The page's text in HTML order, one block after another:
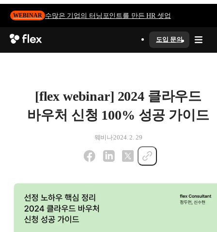
WEBINAR 수많은 기업의 터닝포인트를 만든 HR 셋업
도입 문의
[flex webinar] 2024 클라우드
바우처 신청 100% 성공 가이드
웨비나2024. 2. 29